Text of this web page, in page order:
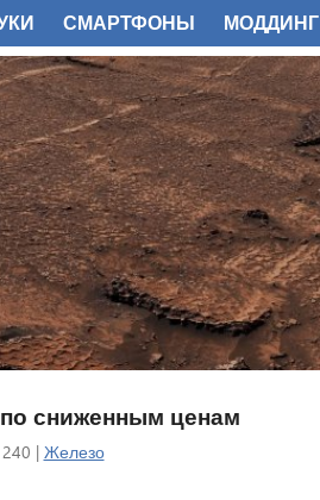
- по сниженным ценам
| Железо
СМАРТФОНЫ МОДДИНГ
ФОТО